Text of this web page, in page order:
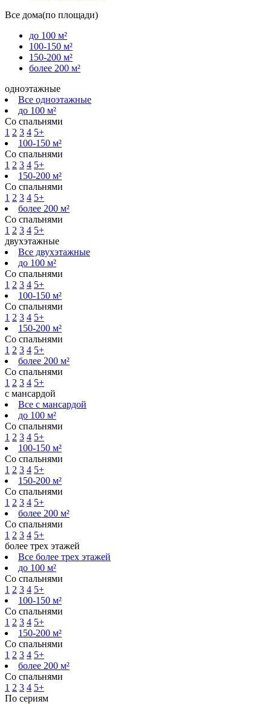
Все дома(по площади)
до 100 м²
100-150 м²
150-200 м²
более 200 м²
одноэтажные
Все одноэтажные
до 100 м²
Со спальнями
1 2 3 4 5+
100-150 м²
Со спальнями
1 2 3 4 5+
150-200 м²
Со спальнями
1 2 3 4 5+
более 200 м²
Со спальнями
1 2 3 4 5+
двухэтажные
Все двухэтажные
до 100 м²
Со спальнями
1 2 3 4 5+
100-150 м²
Со спальнями
1 2 3 4 5+
150-200 м²
Со спальнями
1 2 3 4 5+
более 200 м²
Со спальнями
1 2 3 4 5+
с мансардой
Все с мансардой
до 100 м²
Со спальнями
1 2 3 4 5+
100-150 м²
Со спальнями
1 2 3 4 5+
150-200 м²
Со спальнями
1 2 3 4 5+
более 200 м²
Со спальнями
1 2 3 4 5+
более трех этажей
Все более трех этажей
до 100 м²
Со спальнями
1 2 3 4 5+
100-150 м²
Со спальнями
1 2 3 4 5+
150-200 м²
Со спальнями
1 2 3 4 5+
более 200 м²
Со спальнями
1 2 3 4 5+
По сериям